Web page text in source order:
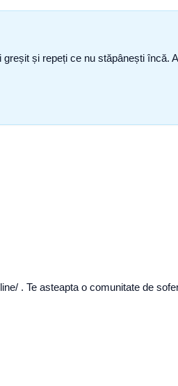
și repeți ce nu stăpânești
. Te asteapta o comunitate de